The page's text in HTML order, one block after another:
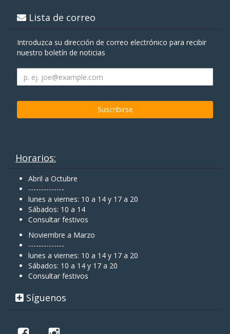
Lista de correo
Introduzca su dirección de correo electrónico para recibir
nuestro boletín de noticias
Horarios:
Abril a Octubre
--------------
lunes a viernes: 10 a 14 y 17 a 20
Sábados: 10 a 14
Consultar festivos
Noviembre a Marzo
--------------
lunes a viernes: 10 a 14 y 17 a 20
Sábados: 10 a 14 y 17 a 20
Consultar festivos
Síguenos